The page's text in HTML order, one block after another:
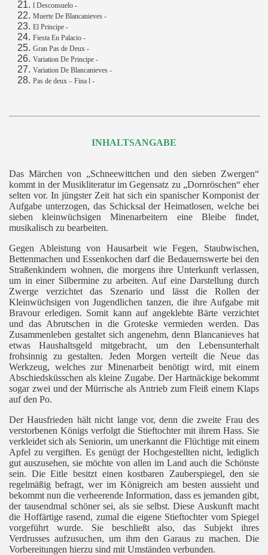
l Desconsuelo -
Muerte De Blancanieves -
El Principe -
Fiesta En Palacio -
Gran Pas de Deux -
Variation De Principe -
Variation De Blancanieves -
Pas de deux – Fina l -
INHALTSANGABE
Das Märchen von „Schneewittchen und den sieben Zwergen“
kommt in der Musikliteratur im Gegensatz zu „Dornröschen“ eher
selten vor. In jüngster Zeit hat sich ein spanischer Komponist der
Aufgabe unterzogen, das Schicksal der Heimatlosen, welche bei
sieben kleinwüchsigen Minenarbeitern eine Bleibe findet,
musikalisch zu bearbeiten.
Gegen Ableistung von Hausarbeit wie Fegen, Staubwischen,
Bettenmachen und Essenkochen darf die Bedauernswerte bei den
Straßenkindern wohnen, die morgens ihre Unterkunft verlassen,
um in einer Silbermine zu arbeiten. Auf eine Darstellung durch
Zwerge verzichtet das Szenario und lässt die Rollen der
Kleinwüchsigen von Jugendlichen tanzen, die ihre Aufgabe mit
Bravour erledigen. Somit kann auf angeklebte Bärte verzichtet
und das Abrutschen in die Groteske vermieden werden. Das
Zusammenleben gestaltet sich angenehm, denn Blancanieves hat
etwas Haushaltsgeld mitgebracht, um den Lebensunterhalt
frohsinnig zu gestalten. Jeden Morgen verteilt die Neue das
Werkzeug, welches zur Minenarbeit benötigt wird, mit einem
Abschiedsküsschen als kleine Zugabe. Der Hartnäckige bekommt
sogar zwei und der Mürrische als Antrieb zum Fleiß einem Klaps
auf den Po.
Der Hausfrieden hält nicht lange vor, denn die zweite Frau des
verstorbenen Königs verfolgt die Stieftochter mit ihrem Hass. Sie
verkleidet sich als Seniorin, um unerkannt die Flüchtige mit einem
Apfel zu vergiften. Es genügt der Hochgestellten nicht, lediglich
gut auszusehen, sie möchte von allen im Land auch die Schönste
sein. Die Eitle besitzt einen kostbaren Zauberspiegel, den sie
regelmäßig befragt, wer im Königreich am besten aussieht und
bekommt nun die verheerende Information, dass es jemanden gibt,
der tausendmal schöner sei, als sie selbst. Diese Auskunft macht
die Hoffärtige rasend, zumal die eigene Stieftochter vom Spiegel
vorgeführt wurde. Sie beschließt also, das Subjekt ihres
Verdrusses aufzusuchen, um ihm den Garaus zu machen. Die
Vorbereitungen hierzu sind mit Umständen verbunden.